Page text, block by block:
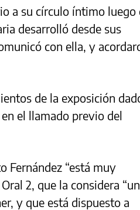
a su círculo íntimo luego
desarrolló desde sus
con ella, y
de la exposición
el llamado previo del
Fernández “está muy
2, que la considera
y que está dispuesto a